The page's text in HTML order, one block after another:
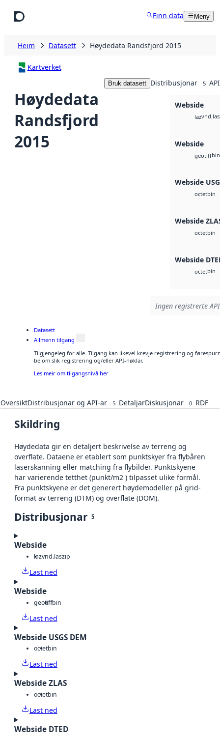
Finn data Meny
Heim Datasett Høydedata Randsfjord 2015
Kartverket
Høydedata
Randsfjord
2015
Bruk datasett Distribusjonar 5
Webside
laz
Webside
geotiffbin
Webside
octetbin
Webside
octetbin
Webside
octetbin
Ingen registrerte
Datasett
Allmenn tilgang
Tilgjengeleg for alle. Tilgang kan likevel krevje registrering og
be om slik registrering og/eller API-nøklar.
Les meir om tilgangsnivå her
OversiktDistribusjonar og API-ar 5 DetaljarDiskusjonar 0 RDF
Skildring
Høydedata gir en detaljert beskrivelse av terreng og
overflate. Dataene er etablert som punktskyer fra flybåren
laserskanning eller matching fra flybilder. Punktskyene
har varierende tetthet (punkt/m2 ) tilpasset ulike formål.
Fra punktskyene er det generert høydemodeller på grid-
format av terreng (DTM) og overflate (DOM).
Distribusjonar 5
Webside
lazvnd.laszip
Last ned
Webside
geotiffbin
Last ned
Webside USGS DEM
octetbin
Last ned
Webside ZLAS
octetbin
Last ned
Webside DTED